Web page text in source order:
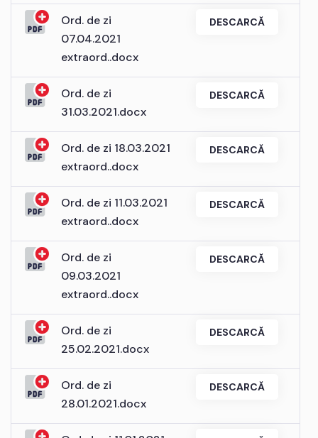
Ord. de zi
07.04.2021
extraord..docx
DESCARCĂ
Ord. de zi
31.03.2021.docx
DESCARCĂ
Ord. de zi 18.03.2021
extraord..docx
DESCARCĂ
Ord. de zi 11.03.2021
extraord..docx
DESCARCĂ
Ord. de zi
09.03.2021
extraord..docx
DESCARCĂ
Ord. de zi
25.02.2021.docx
DESCARCĂ
Ord. de zi
28.01.2021.docx
DESCARCĂ